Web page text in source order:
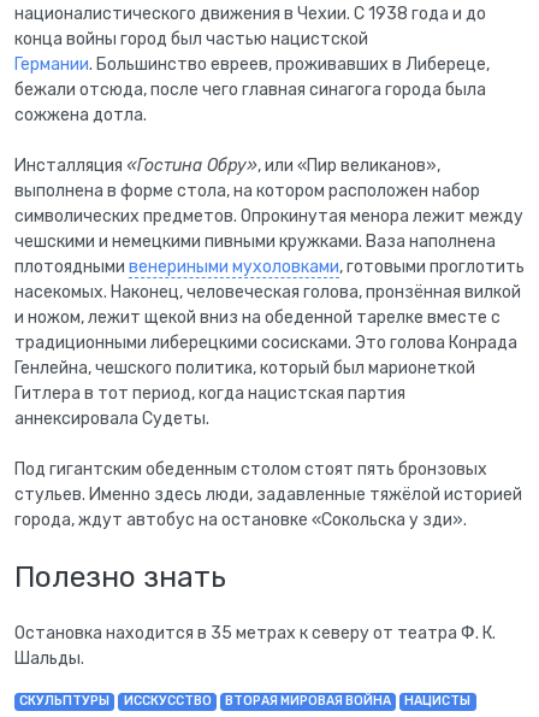
националистического движения в Чехии. С 1938 года и до
конца войны город был частью нацистской
Германии. Большинство евреев, проживавших в Либереце,
бежали отсюда, после чего главная синагога города была
сожжена дотла.
Инсталляция «Гостина Обру», или «Пир великанов»,
выполнена в форме стола, на котором расположен набор
символических предметов. Опрокинутая менора лежит между
чешскими и немецкими пивными кружками. Ваза наполнена
плотоядными венериными мухоловками, готовыми проглотить
насекомых. Наконец, человеческая голова, пронзённая вилкой
и ножом, лежит щекой вниз на обеденной тарелке вместе с
традиционными либерецкими сосисками. Это голова Конрада
Генлейна, чешского политика, который был марионеткой
Гитлера в тот период, когда нацистская партия
аннексировала Судеты.
Под гигантским обеденным столом стоят пять бронзовых
стульев. Именно здесь люди, задавленные тяжёлой историей
города, ждут автобус на остановке «Сокольска у зди».
Полезно знать
Остановка находится в 35 метрах к северу от театра Ф. К.
Шальды.
СКУЛЬПТУРЫ ИССКУССТВО ВТОРАЯ МИРОВАЯ ВОЙНА
НАЦИСТЫ